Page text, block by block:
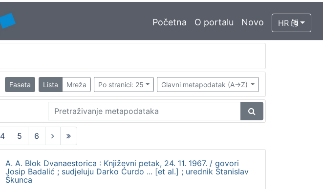
Početna O portalu Novo HR
Faseta Lista Mreža Po stranici: 25 Glavni metapodatak (A->Z)
4 5
6
A. A. Blok Dvanaestorica : Književni petak, 24. 11. 1967. / govori
Josip Badalić ; sudjeluju Darko Ćurdo ... [et al.] ; urednik Stanislav
Škunca